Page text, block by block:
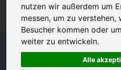
nutzen wir außerdem um
messen, um zu verstehen,
Besucher kommen oder
weiter zu entwickeln.
Alle